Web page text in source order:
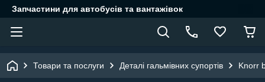
Запчастини для автобусів та вантажівок
Товари та послуги Деталі гальмівних супортів Knorr